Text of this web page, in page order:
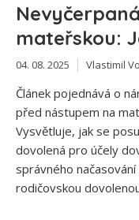
mateřskou:
04. 08. 2025 Vlastimil
Článek pojednává o
před nástupem na
Vysvětluje, jak se
dovolená pro účely
správného
rodičovskou